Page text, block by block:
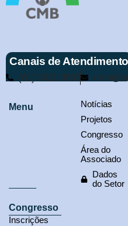
Canais de Atendimento
(61) 3321-9563
Menu
Notícias
Projetos
Congresso
Área do
Associado
Dados
do Setor
Congresso
Inscrições